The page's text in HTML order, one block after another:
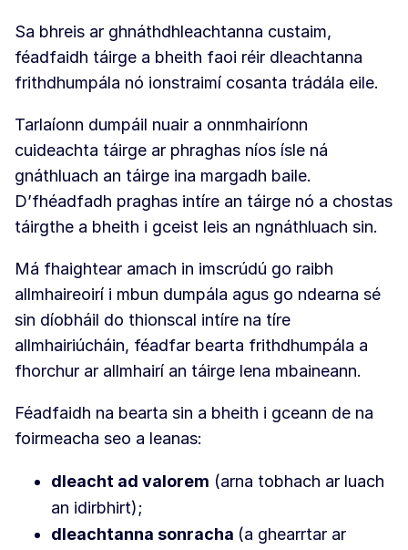
Sa bhreis ar ghnáthdhleachtanna custaim,
féadfaidh táirge a bheith faoi réir dleachtanna
frithdhumpála nó ionstraimí cosanta trádála eile.
Tarlaíonn dumpáil nuair a onnmhairíonn
cuideachta táirge ar phraghas níos ísle ná
gnáthluach an táirge ina margadh baile.
D’fhéadfadh praghas intíre an táirge nó a chostas
táirgthe a bheith i gceist leis an ngnáthluach sin.
Má fhaightear amach in imscrúdú go raibh
allmhaireoirí i mbun dumpála agus go ndearna sé
sin díobháil do thionscal intíre na tíre
allmhairiúcháin, féadfar bearta frithdhumpála a
fhorchur ar allmhairí an táirge lena mbaineann.
Féadfaidh na bearta sin a bheith i gceann de na
foirmeacha seo a leanas:
dleacht ad valorem (arna tobhach ar luach
an idirbhirt);
dleachtanna sonracha (a ghearrtar ar